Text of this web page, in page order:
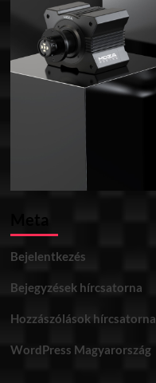
Meta
Bejelentkezés
Bejegyzések hírcsatorna
Hozzászólások hírcsatorna
WordPress Magyarország